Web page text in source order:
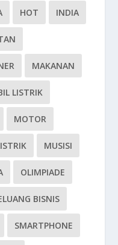
HOT INDIA
MAKANAN
LISTRIK
MOTOR
MUSISI
OLIMPIADE
BISNIS
SMARTPHONE